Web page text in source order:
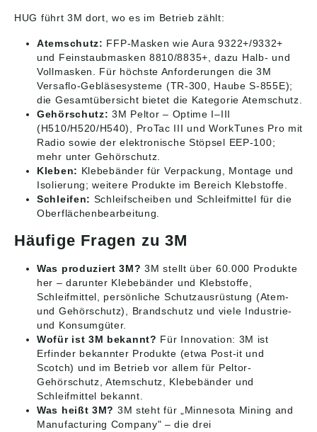
HUG führt 3M dort, wo es im Betrieb zählt:
Atemschutz: FFP-Masken wie Aura 9322+/9332+
und Feinstaubmasken 8810/8835+, dazu Halb- und
Vollmasken. Für höchste Anforderungen die3M
Versaflo-Gebläsesysteme (TR-300, Haube S-855E);
die Gesamtübersicht bietet die Kategorie Atemschutz
Gehörschutz: 3M Peltor – Optime I–III
(H510/H520/H540), ProTac III und WorkTunes Pro mit
Radio sowie der elektronische Stöpsel EEP-100;
mehr unter Gehörschutz
Kleben: Klebebänder für Verpackung, Montage und
Isolierung; weitere Produkte im Bereich Klebstoffe
Schleifen: Schleifscheiben und Schleifmittel für die
Oberflächenbearbeitung.
Häufige Fragen zu 3M
Was produziert 3M? 3M stellt über 60.000 Produkte
her – darunter Klebebänder und Klebstoffe,
Schleifmittel, persönliche Schutzausrüstung (Atem-
und Gehörschutz), Brandschutz und viele Industrie-
und Konsumgüter.
Wofür ist 3M bekannt? Für Innovation: 3M ist
Erfinder bekannter Produkte (etwa Post-it und
Scotch) und im Betrieb vor allem für Peltor-
Gehörschutz, Atemschutz, Klebebänder und
Schleifmittel bekannt.
Was heißt 3M? 3M steht für „Minnesota Mining and
Manufacturing Company" – die drei